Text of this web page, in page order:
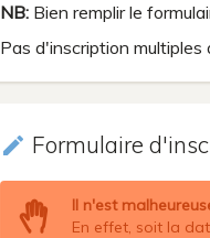
NB: Bien remplir le
Pas d'inscription
create Formulaire
Il n'est
En effet, soit la